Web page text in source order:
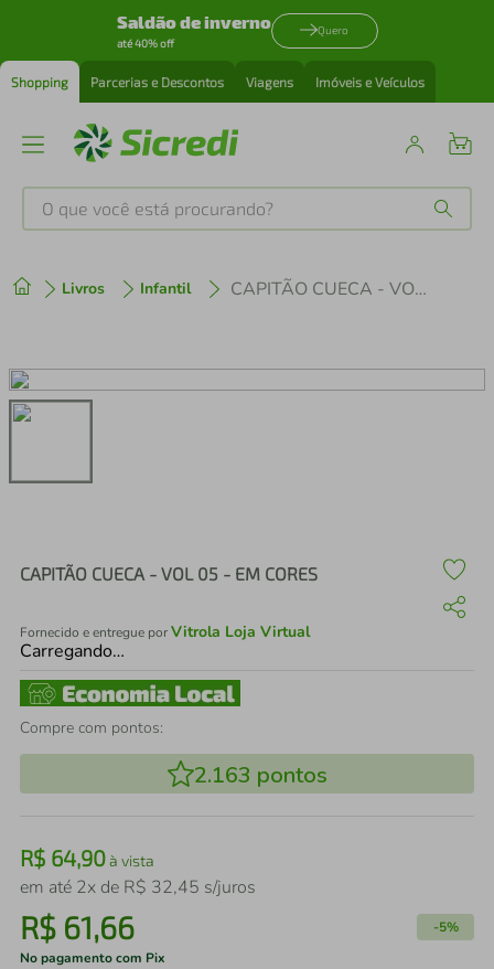
Saldão de inverno
até 40% off
Quero
Shopping Parcerias e Descontos Viagens Imóveis e Veículos
O que você está procurando?
Livros Infantil CAPITÃO CUECA - VOL 05 - EM CORES
CAPITÃO CUECA - VOL 05 - EM CORES
Fornecido e entregue porVitrola Loja Virtual
Carregando…
Compre com pontos:
2.163 pontos
R$ 64,90à vista
em até 2x de R$ 32,45 s/juros
R$ 61,66 -5%
No pagamento com Pix
2º cafeteira